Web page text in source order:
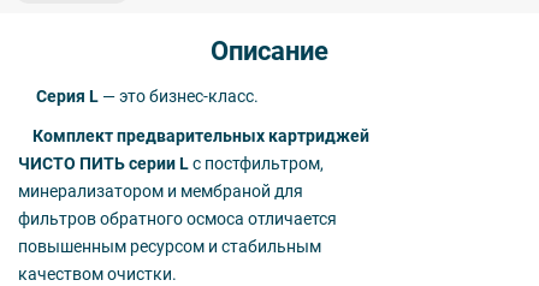
Описание
Серия L — это бизнес-класс.
Комплект предварительных картриджей
ЧИСТО ПИТЬ серии Lс постфильтром,
минерализатором и мембраной для
фильтров обратного осмоса отличается
повышенным ресурсом и стабильным
качеством очистки.